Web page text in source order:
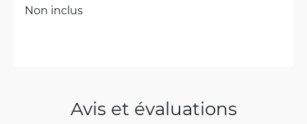
Non inclus
Avis et évaluations